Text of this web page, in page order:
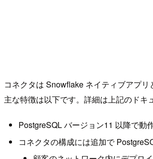
コネクタは Snowflake ネイティブアプ
主な特徴は以下です。詳細は上記のドキ
PostgreSQL バージョン11 以降で動
コネクタの構成には追加で